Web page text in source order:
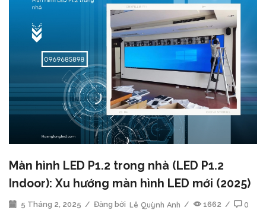
Màn hình LED P1.2 trong nhà (LED P1.2
Indoor): Xu hướng màn hình LED mới (2025)
5 Tháng 2, 2025 / Đăng bởi Lê Quỳnh Anh / 1662 / 0